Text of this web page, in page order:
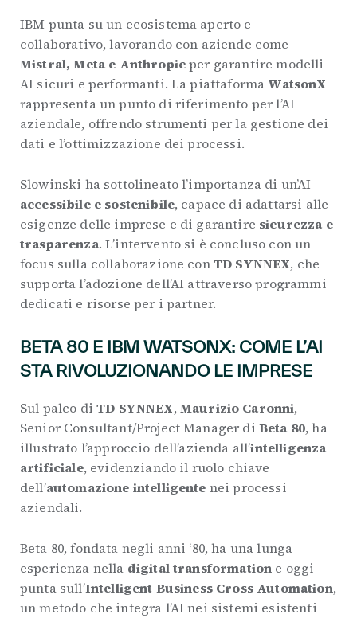
IBM punta su un ecosistema aperto e
collaborativo, lavorando con aziende come
Mistral, Meta e Anthropicper garantire modelli
AI sicuri e performanti. La piattaforma WatsonX
rappresenta un punto di riferimento per l’AI
aziendale, offrendo strumenti per la gestione dei
dati e l’ottimizzazione dei processi.
Slowinski ha sottolineato l’importanza di un’AI
accessibile e sostenibile, capace di adattarsi alle
esigenze delle imprese e di garantire sicurezza e
trasparenza. L’intervento si è concluso con un
focus sulla collaborazione conTD SYNNEX, che
supporta l’adozione dell’AI attraverso programmi
dedicati e risorse per i partner.
BETA 80 E IBM WATSONX: COME L’AI
STA RIVOLUZIONANDO LE IMPRESE
Sul palco diTD SYNNEX, Maurizio Caronni,
Senior Consultant/Project Manager di Beta 80, ha
illustrato l’approccio dell’azienda all’intelligenza
artificiale, evidenziando il ruolo chiave
dell’automazione intelligente nei processi
aziendali.
Beta 80, fondata negli anni ‘80, ha una lunga
esperienza nella digital transformation e oggi
punta sull’Intelligent Business Cross Automation,
un metodo che integra l’AI nei sistemi esistenti